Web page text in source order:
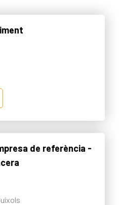
de referència -